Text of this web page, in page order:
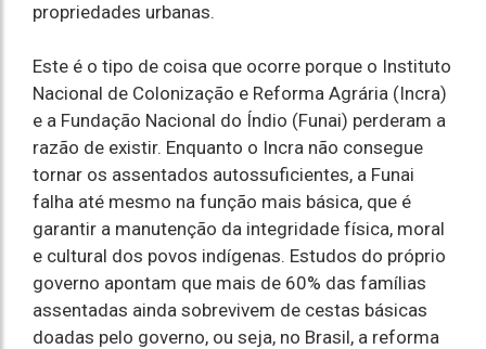
propriedades urbanas.
Este é o tipo de coisa que ocorre porque o Instituto
Nacional de Colonização e Reforma Agrária (Incra)
e a Fundação Nacional do Índio (Funai) perderam a
razão de existir. Enquanto o Incra não consegue
tornar os assentados autossuficientes, a Funai
falha até mesmo na função mais básica, que é
garantir a manutenção da integridade física, moral
e cultural dos povos indígenas. Estudos do próprio
governo apontam que mais de 60% das famílias
assentadas ainda sobrevivem de cestas básicas
doadas pelo governo, ou seja, no Brasil, a reforma